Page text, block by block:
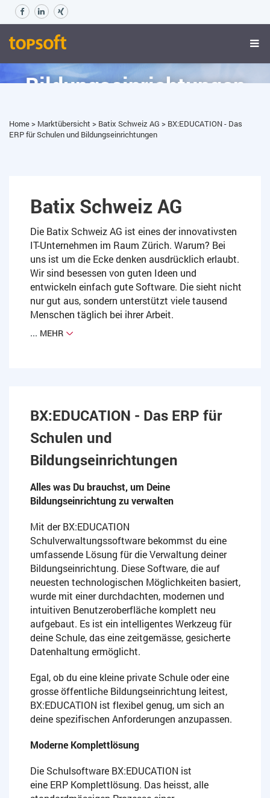
BX:EDUCATION - Das ERP
für Schulen und
Bildungseinrichtungen
Home> Marktübersicht > Batix Schweiz AG > BX:EDUCATION - Das
ERP für Schulen und Bildungseinrichtungen
Batix Schweiz AG
Die Batix Schweiz AG ist eines der innovativsten
IT-Unternehmen im Raum Zürich. Warum? Bei
uns ist um die Ecke denken ausdrücklich erlaubt.
Wir sind besessen von guten Ideen und
entwickeln einfach gute Software. Die sieht nicht
nur gut aus, sondern unterstützt viele tausend
Menschen täglich bei ihrer Arbeit.
... MEHR
BX:EDUCATION - Das ERP für
Schulen und
Bildungseinrichtungen
Alles was Du brauchst, um Deine
Bildungseinrichtung zu verwalten
Mit der BX:EDUCATION
Schulverwaltungssoftware bekommst du eine
umfassende Lösung für die Verwaltung deiner
Bildungseinrichtung. Diese Software, die auf
neuesten technologischen Möglichkeiten basiert,
wurde mit einer durchdachten, modernen und
intuitiven Benutzeroberfläche komplett neu
aufgebaut. Es ist ein intelligentes Werkzeug für
deine Schule, das eine zeitgemässe, gesicherte
Datenhaltung ermöglicht.
Egal, ob du eine kleine private Schule oder eine
grosse öffentliche Bildungseinrichtung leitest,
BX:EDUCATION ist flexibel genug, um sich an
deine spezifischen Anforderungen anzupassen.
Moderne Komplettlösung
Die Schulsoftware BX:EDUCATION ist
eine ERP Komplettlösung. Das heisst, alle